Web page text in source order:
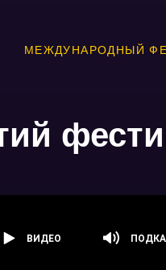
МЕЖДУНАРОДНЫЙ
ВИДЕО